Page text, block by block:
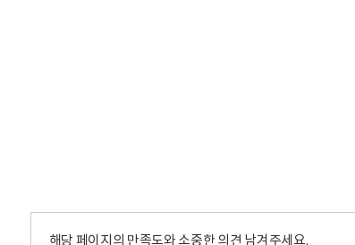
해당 페이지의 만족도와 소중한 의견 남겨주세요.